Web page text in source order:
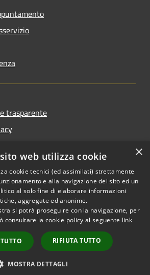
trasparente
accessibilità
Copyright © 2026 • Comune di
Pellezzano • Powered by
Municipium•
Accesso
redazione
×
web utilizza cookie
cookie tecnici (ed assimilati) strettamente
e alla navigazione del sito ed un
al solo fine di elaborare informazioni
aggregate ed anonime.
si potrà proseguire con la navigazione, per
consultare la cookie policy al seguente link
RIFIUTA TUTTO
MOSTRA DETTAGLI